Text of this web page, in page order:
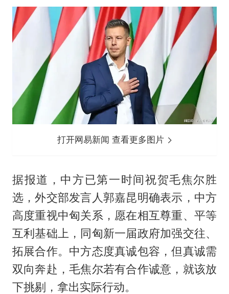
打开网易新闻 查看更多图片
据报道，中方已第一时间祝贺毛焦尔胜
选，外交部发言人郭嘉昆明确表示，中方
高度重视中匈关系，愿在相互尊重、平等
互利基础上，同匈新一届政府加强交往、
拓展合作。中方态度真诚包容，但真诚需
双向奔赴，毛焦尔若有合作诚意，就该放
下挑剔，拿出实际行动。